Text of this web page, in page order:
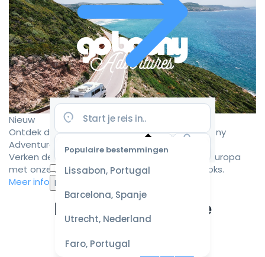
Populaire bestemmingen
Lissabon, Portugal
Barcelona, Spanje
Utrecht, Nederland
Faro, Portugal
Selecteer
datum
voor de
beste
prijzen
Nieuw
Ontdek de mooiste camperroutes met Goboony
Adventures
Verken de mooiste camperbestemmingen in Europa
met onze zorgvuldig samengestelde roadbooks.
Meer informatie
Ervaar de ultieme
campervakantie